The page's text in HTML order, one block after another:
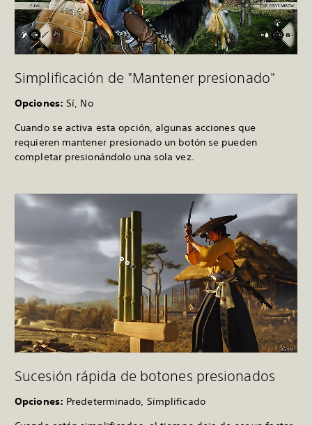
Simplificación de "Mantener presionado"
Opciones: Sí, No
Cuando se activa esta opción, algunas acciones que
requieren mantener presionado un botón se pueden
completar presionándolo una sola vez.
Sucesión rápida de botones presionados
Opciones: Predeterminado, Simplificado